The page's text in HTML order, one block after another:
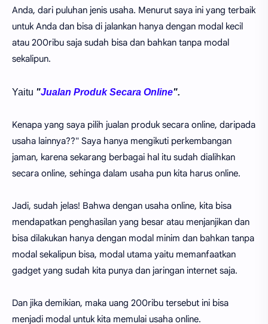
Anda, dari puluhan jenis usaha. Menurut saya ini yang terbaik
untuk Anda dan bisa di jalankan hanya dengan modal kecil
atau 200ribu saja sudah bisa dan bahkan tanpa modal
sekalipun.
Yaitu "Jualan Produk Secara Online".
Kenapa yang saya pilih jualan produk secara online, daripada
usaha lainnya??" Saya hanya mengikuti perkembangan
jaman, karena sekarang berbagai hal itu sudah dialihkan
secara online, sehinga dalam usaha pun kita harus online.
Jadi, sudah jelas! Bahwa dengan usaha online, kita bisa
mendapatkan penghasilan yang besar atau menjanjikan dan
bisa dilakukan hanya dengan modal minim dan bahkan tanpa
modal sekalipun bisa, modal utama yaitu memanfaatkan
gadget yang sudah kita punya dan jaringan internet saja.
Dan jika demikian, maka uang 200ribu tersebut ini bisa
menjadi modal untuk kita memulai usaha online.